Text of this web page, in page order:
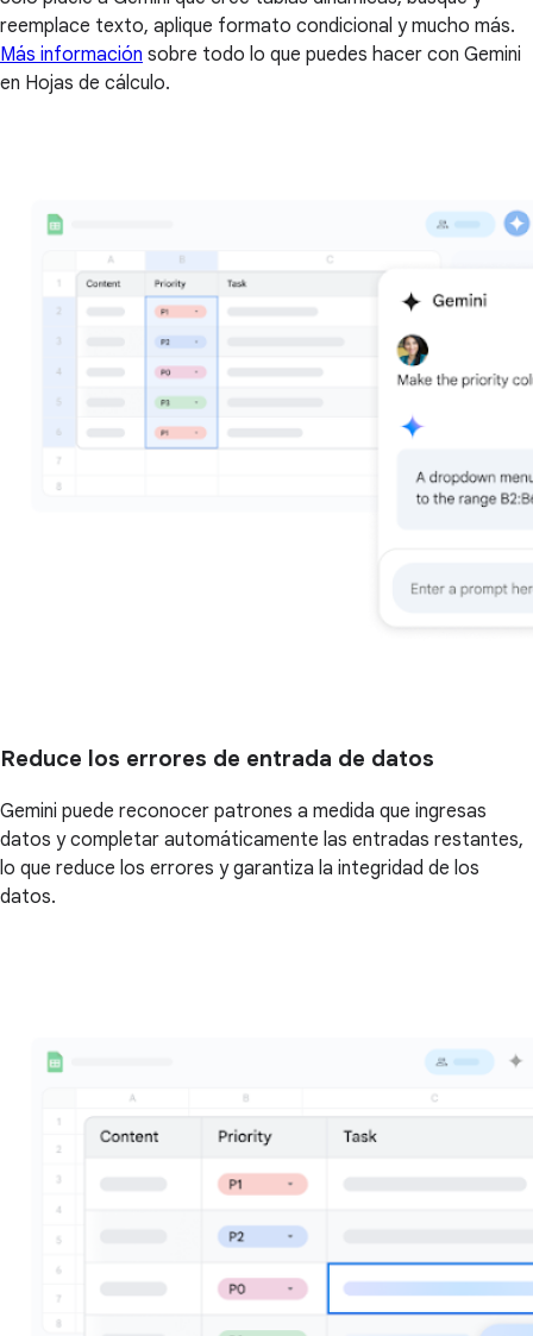
reemplace texto, aplique formato condicional y mucho más.
Más información sobre todo lo que puedes hacer con Gemini
en Hojas de cálculo.
Reduce los errores de entrada de datos
Gemini puede reconocer patrones a medida que ingresas
datos y completar automáticamente las entradas restantes,
lo que reduce los errores y garantiza la integridad de los
datos.